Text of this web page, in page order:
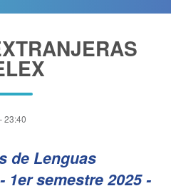
23:40
de Lenguas
1er semestre 2025-